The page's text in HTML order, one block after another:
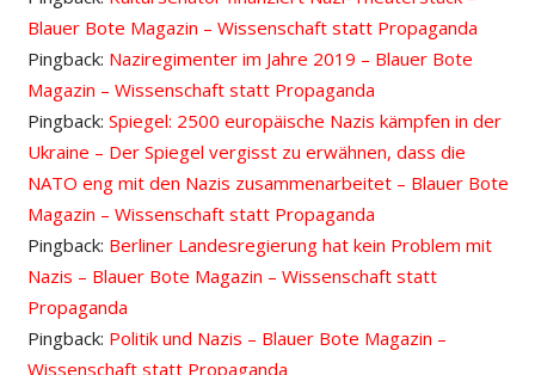
Blauer Bote Magazin – Wissenschaft statt Propaganda
Pingback: Naziregimenter im Jahre 2019 – Blauer Bote
Magazin – Wissenschaft statt Propaganda
Pingback: Spiegel: 2500 europäische Nazis kämpfen in der
Ukraine – Der Spiegel vergisst zu erwähnen, dass die
NATO eng mit den Nazis zusammenarbeitet – Blauer Bote
Magazin – Wissenschaft statt Propaganda
Pingback: Berliner Landesregierung hat kein Problem mit
Nazis – Blauer Bote Magazin – Wissenschaft statt
Propaganda
Pingback: Politik und Nazis – Blauer Bote Magazin –
Wissenschaft statt Propaganda